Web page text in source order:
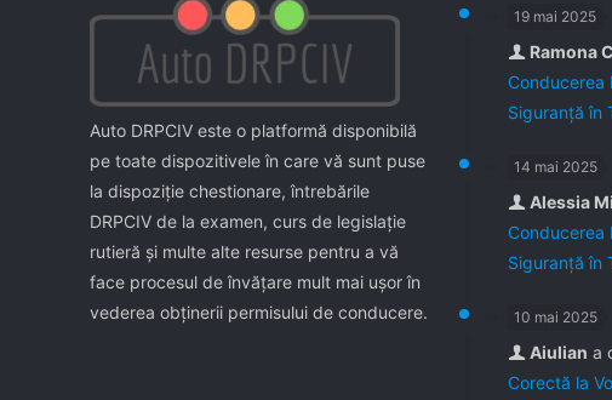
Auto DRPCIV este o platformă disponibilă
pe toate dispozitivele în care vă sunt puse
la dispoziţie chestionare, întrebările
DRPCIV de la examen, curs de legislaţie
rutieră şi multe alte resurse pentru a vă
face procesul de învăţare mult mai uşor în
vederea obţinerii permisului de conducere.
19 mai 2025
Ramona
Conducerea
Siguranță în
14 mai 2025
Alessia
Conducerea
Siguranță în
10 mai 2025
Aiulian a
Corectă la